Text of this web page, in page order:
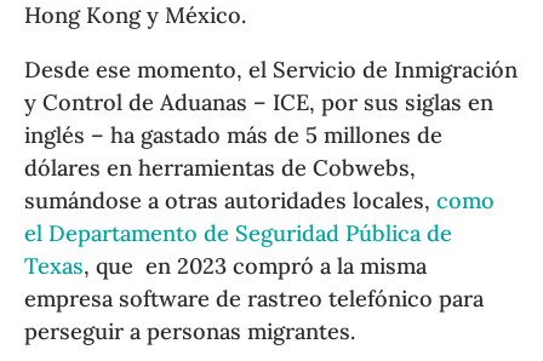
Hong Kong y México.
Desde ese momento, el Servicio de Inmigración
y Control de Aduanas – ICE, por sus siglas en
inglés – ha gastado más de 5 millones de
dólares en herramientas de Cobwebs,
sumándose a otras autoridades locales,como
el Departamento de Seguridad Pública de
Texas, que en 2023 compró a la misma
empresa software de rastreo telefónico para
perseguir a personas migrantes.